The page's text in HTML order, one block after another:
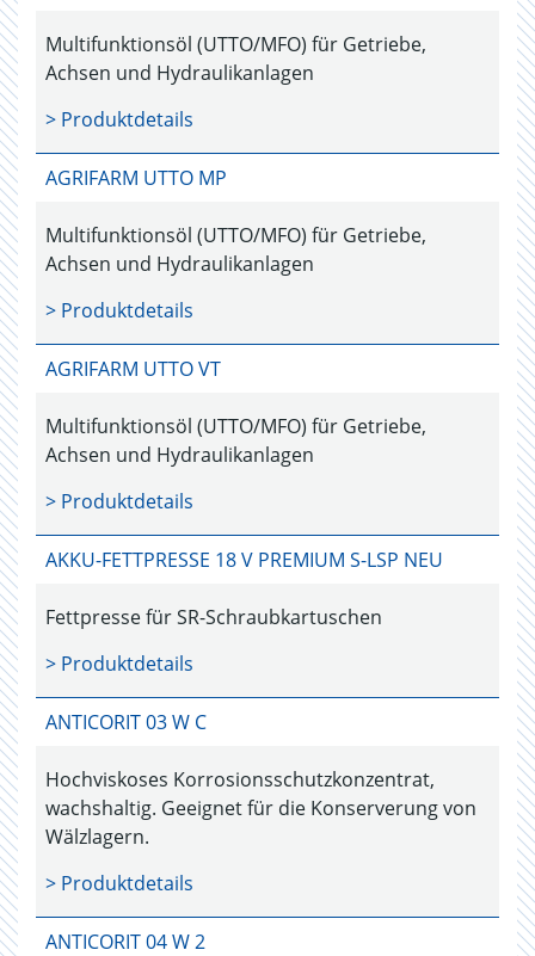
Multifunktionsöl (UTTO/MFO) für Getriebe,
Achsen und Hydraulikanlagen
> Produktdetails
AGRIFARM UTTO MP
Multifunktionsöl (UTTO/MFO) für Getriebe,
Achsen und Hydraulikanlagen
> Produktdetails
AGRIFARM UTTO VT
Multifunktionsöl (UTTO/MFO) für Getriebe,
Achsen und Hydraulikanlagen
> Produktdetails
AKKU-FETTPRESSE 18 V PREMIUM S-LSP NEU
Fettpresse für SR-Schraubkartuschen
> Produktdetails
ANTICORIT 03 W C
Hochviskoses Korrosionsschutzkonzentrat,
wachshaltig. Geeignet für die Konserverung von
Wälzlagern.
> Produktdetails
ANTICORIT 04 W 2